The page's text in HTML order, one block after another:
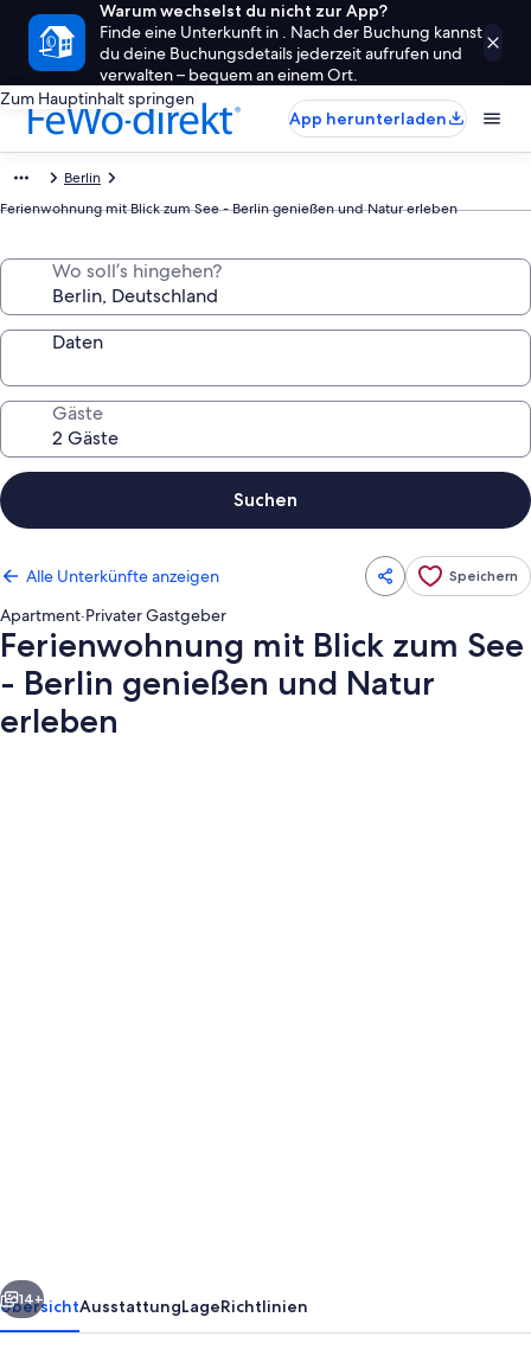
Warum wechselst du nicht zur App?
Finde eine Unterkunft in . Nach der Buchung kannst
du deine Buchungsdetails jederzeit aufrufen und
verwalten – bequem an einem Ort.
Zum Hauptinhalt springen
App herunterladen
Berlin
Ferienwohnung mit Blick zum See - Berlin genießen und Natur erleben
Wo soll’s hingehen?
Daten
Gäste
Suchen
Alle Unterkünfte anzeigen Speichern
Apartment·Privater Gastgeber
Ferienwohnung mit Blick zum See
- Berlin genießen und Natur
erleben
Berlin
genießen
Weiter
14+
ÜbersichtAusstattungLageRichtlinien